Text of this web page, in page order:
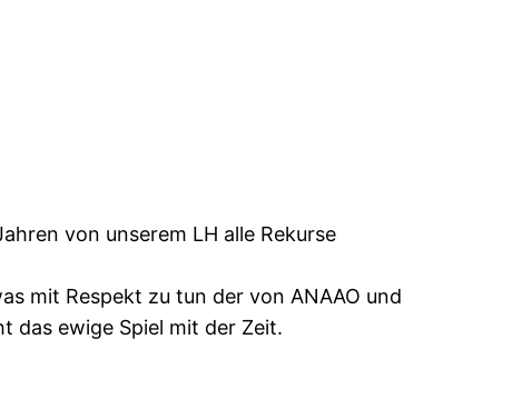
von unserem LH alle Rekurse
mit Respekt zu tun der von ANAAO und
das ewige Spiel mit der Zeit.